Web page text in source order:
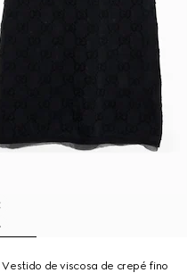
Vestido de viscosa de crepé fino